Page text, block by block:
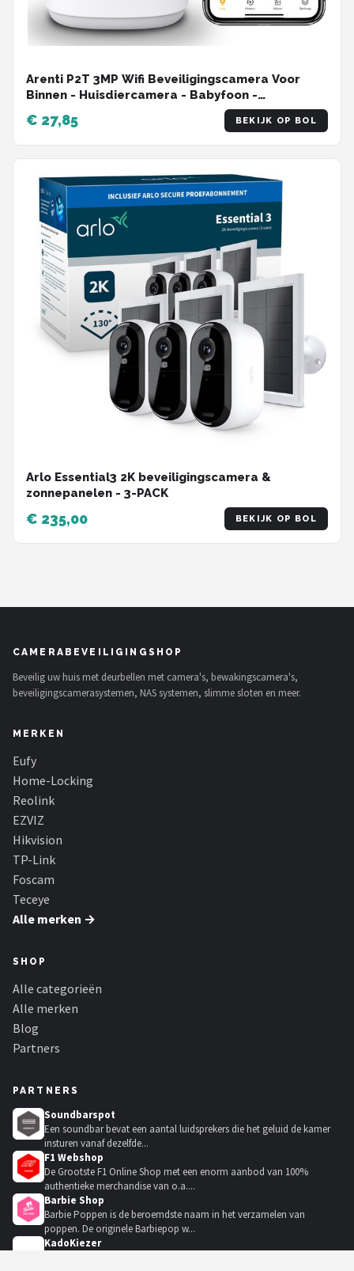
Arenti P2T 3MP Wifi Beveiligingscamera Voor
Binnen - Huisdiercamera - Babyfoon -
Beweegbaar - 2.4GHZ Wifi - Draadloos - Full360°
bewaking - Geen Blinde Vlekken - Geen
Maandelijkse Kosten - HD - Besturing via App -
Onvif
€ 27,85 BEKIJK OP BOL
Arlo Essential3 2K beveiligingscamera &
zonnepanelen - 3-PACK
€ 235,00 BEKIJK OP BOL
CAMERABEVEILIGINGSHOP
Beveilig uw huis met deurbellen met camera's, bewakingscamera's,
beveiligingscamerasystemen, NAS systemen, slimme sloten en meer.
MERKEN
Eufy
Home-Locking
Reolink
EZVIZ
Hikvision
TP-Link
Foscam
Teceye
Alle merken →
SHOP
Alle categorieën
Alle merken
Blog
Partners
PARTNERS
Soundbarspot
Een soundbar bevat een aantal luidsprekers die het geluid de kamer
insturen vanaf dezelfde...
F1 Webshop
De Grootste F1 Online Shop met een enorm aanbod van 100%
authentieke merchandise van o.a....
Barbie Shop
Barbie Poppen is de beroemdste naam in het verzamelen van
poppen. De originele Barbiepop w...
KadoKiezer